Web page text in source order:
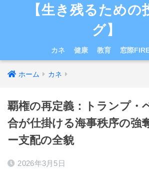
【生き残るための
グ】
カネ 健康 教育 窓際
ホーム カネ
覇権の再定義：トランプ・
合が仕掛ける海事秩序の強
ー支配の全貌
2026年3月5日